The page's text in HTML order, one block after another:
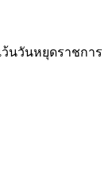
เว้นวันหยุดราชการ